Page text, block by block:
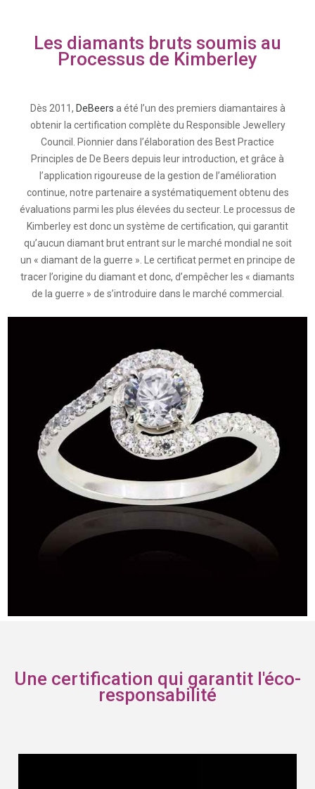
Les diamants bruts soumis au
Processus de Kimberley
Dès 2011, DeBeers a été l’un des premiers diamantaires à
obtenir la certification complète du Responsible Jewellery
Council. Pionnier dans l’élaboration des Best Practice
Principles de De Beers depuis leur introduction, et grâce à
l’application rigoureuse de la gestion de l’amélioration
continue, notre partenaire a systématiquement obtenu des
évaluations parmi les plus élevées du secteur. Le processus de
Kimberley est donc un système de certification, qui garantit
qu’aucun diamant brut entrant sur le marché mondial ne soit
un « diamant de la guerre ». Le certificat permet en principe de
tracer l’origine du diamant et donc, d’empêcher les « diamants
de la guerre » de s’introduire dans le marché commercial.
Une certification qui garantit l'éco-
responsabilité